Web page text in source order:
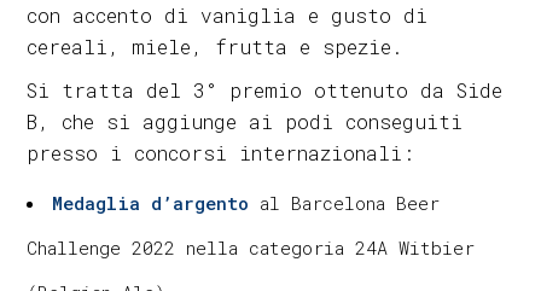
con accento di vaniglia e gusto di
cereali, miele, frutta e spezie.
Si tratta del 3° premio ottenuto da Side
B, che si aggiunge ai podi conseguiti
presso i concorsi internazionali:
Medaglia d’argento al Barcelona Beer
Challenge 2022 nella categoria 24A Witbier